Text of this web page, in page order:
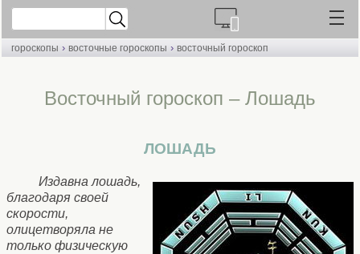
гороскопы › восточные гороскопы › восточный гороскоп
Восточный гороскоп – Лошадь
ЛОШАДЬ
Издавна лошадь,
благодаря своей
скорости,
олицетворяла не
только физическую